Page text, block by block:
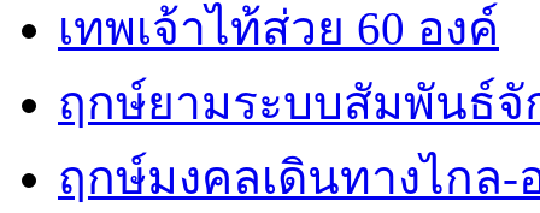
เทพเจ้าไท้ส่วย 60 องค์
ฤกษ์ยามระบบสัมพันธ์จั
ฤกษ์มงคลเดินทางไกล-